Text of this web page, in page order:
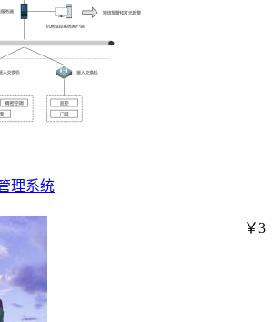
理系统
￥3